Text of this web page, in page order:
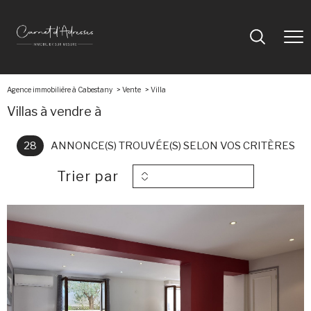
Agence immobilière à Cabestany Vente villa
Villas à vendre à
28 ANNONCE(S) TROUVÉE(S) SELON VOS CRITÈRES
Trier par